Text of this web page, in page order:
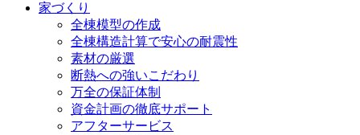
家づくり
全棟模型の作成
全棟構造計算で安心の耐震性
素材の厳選
断熱への強いこだわり
万全の保証体制
資金計画の徹底サポート
アフターサービス